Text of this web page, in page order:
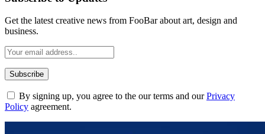
Get the latest creative news from FooBar about art, design and
business.
By signing up, you agree to the our terms and ourPrivacy
Policy agreement.